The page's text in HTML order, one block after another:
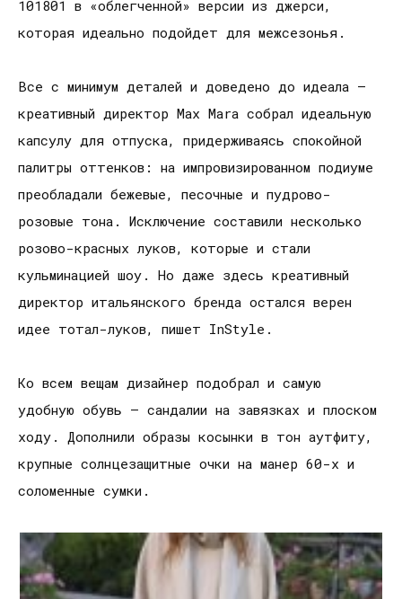
101801 в «облегченной» версии из джерси,
которая идеально подойдет для межсезонья.
Все с минимум деталей и доведено до идеала –
креативный директор Max Mara собрал идеальную
капсулу для отпуска, придерживаясь спокойной
палитры оттенков: на импровизированном подиуме
преобладали бежевые, песочные и пудрово-
розовые тона. Исключение составили несколько
розово-красных луков, которые и стали
кульминацией шоу. Но даже здесь креативный
директор итальянского бренда остался верен
идее тотал-луков, пишет InStyle.
Ко всем вещам дизайнер подобрал и самую
удобную обувь – сандалии на завязках и плоском
ходу. Дополнили образы косынки в тон аутфиту,
крупные солнцезащитные очки на манер 60-х и
соломенные сумки.